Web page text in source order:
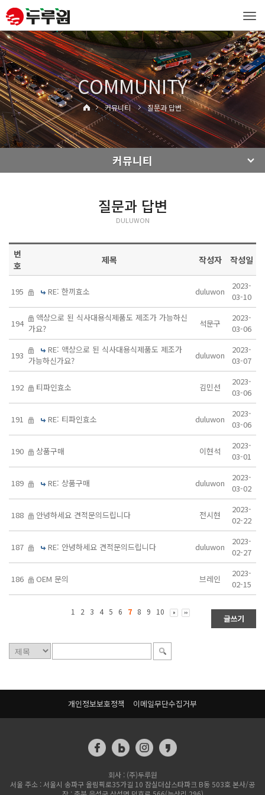
COMMUNITY
커뮤니티 질문과 답변
커뮤니티
질문과 답변
DULUWON
번
호
제목 작성자 작성일
195 RE: 한끼효소 duluwon
2023-
03-10
194
액상으로 된 식사대용식제품도 제조가 가능하신
가요?
석문구
2023-
03-06
193
RE: 액상으로 된 식사대용식제품도 제조가
가능하신가요?
duluwon
2023-
03-07
192 티파인효소 김민선
2023-
03-06
191 RE: 티파인효소 duluwon
2023-
03-06
190 상품구매 이현석
2023-
03-01
189 RE: 상품구매 duluwon
2023-
03-02
188 안녕하세요 견적문의드립니다 전시현
2023-
02-22
187 RE: 안녕하세요 견적문의드립니다 duluwon
2023-
02-27
186 OEM 문의 브레인
2023-
02-15
1 2 3 4 5 6 7 8 9 10
개인정보보호정책 이메일무단수집거부
회사 : (주)두루원
서울 주소 : 서울시 송파구 올림픽로35가길 10 잠실더샵스타파크 B동 503호 본사/공